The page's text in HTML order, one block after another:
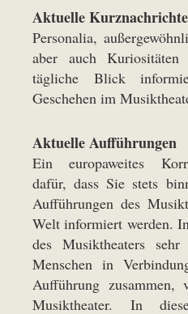
Aktuelle
Personalia,
aber auch
tägliche Blick
Geschehen im
Aktuelle Aufführungen
Ein europaweites
dafür, dass Sie stets
Aufführungen des
Welt informiert werden.
des Musiktheaters
Menschen in
Aufführung zusammen,
Musiktheater. In